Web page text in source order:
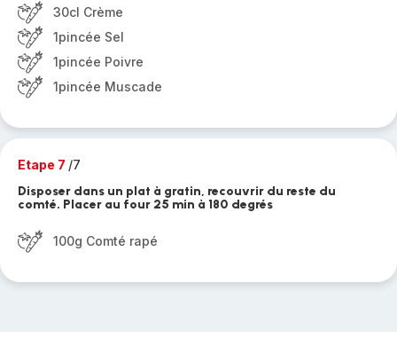
30cl Crème
1pincée Sel
1pincée Poivre
1pincée Muscade
Etape 7 /7
Disposer dans un plat à gratin, recouvrir du reste du
comté. Placer au four 25 min à 180 degrés
100g Comté rapé